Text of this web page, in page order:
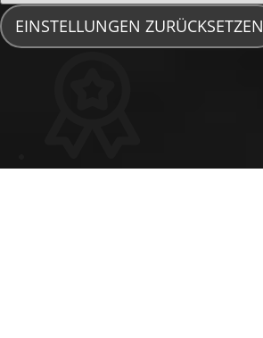
EINSTELLUNGEN ZURÜCKSETZEN